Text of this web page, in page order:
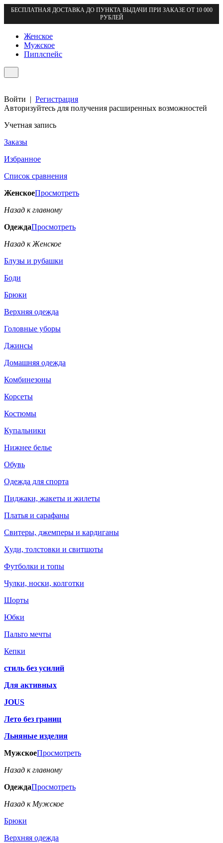
БЕСПЛАТНАЯ ДОСТАВКА ДО ПУНКТА ВЫДАЧИ ПРИ ЗАКАЗЕ ОТ 10 000
РУБЛЕЙ
Женское
Мужское
Пиплспейс
Войти | Регистрация
Авторизуйтесь для получения расширенных возможностей
Учетная запись
Заказы
Избранное
Список сравнения
ЖенскоеПросмотреть
Назад к главному
ОдеждаПросмотреть
Назад к Женское
Блузы и рубашки
Боди
Брюки
Верхняя одежда
Головные уборы
Джинсы
Домашняя одежда
Комбинезоны
Корсеты
Костюмы
Купальники
Нижнее белье
Обувь
Одежда для спорта
Пиджаки, жакеты и жилеты
Платья и сарафаны
Свитеры, джемперы и кардиганы
Худи, толстовки и свитшоты
Футболки и топы
Чулки, носки, колготки
Шорты
Юбки
Пальто мечты
Кепки
стиль без усилий
Для активных
JOUS
Лето без границ
Льняные изделия
МужскоеПросмотреть
Назад к главному
ОдеждаПросмотреть
Назад к Мужское
Брюки
Верхняя одежда